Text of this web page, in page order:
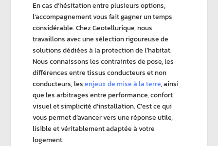
En cas d’hésitation entre plusieurs options,
l’accompagnement vous fait gagner un temps
considérable. ChezGeotellurique, nous
travaillons avec une sélection rigoureuse de
solutions dédiées à la protection de l’habitat.
Nous connaissons les contraintes de pose, les
différences entretissus conducteurset non
conducteurs, lesenjeux de mise à la terre, ainsi
que les arbitrages entre performance, confort
visuel et simplicité d’installation. C’est ce qui
vous permet d’avancer vers une réponse utile,
lisible et véritablement adaptée à votre
logement.